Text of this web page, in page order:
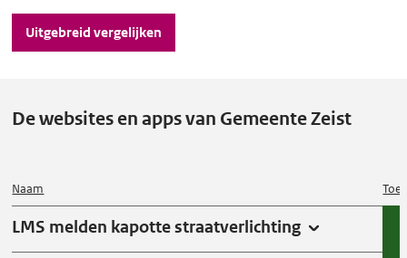
l
e
v
e
s
Uitgebreid vergelijken
De websites en apps van Gemeente Zeist
Naam
LMS melden kapotte straatverlichting